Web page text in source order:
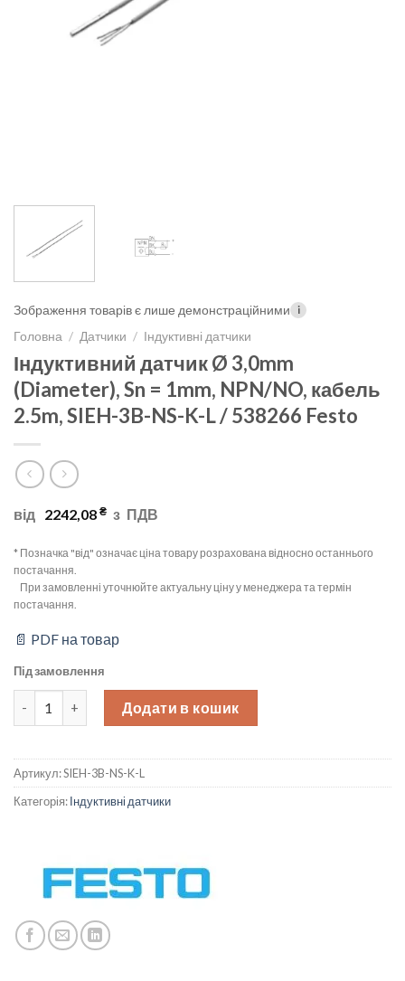
Зображення товарів є лише демонстраційними i
Головна / Датчики / Індуктивні датчики
Індуктивний датчик Ø 3,0mm
(Diameter), Sn = 1mm, NPN/NO, кабель
2.5m, SIEH-3B-NS-K-L / 538266 Festo
від 2242,08 ₴ з ПДВ
* Позначка "від" означає ціна товару розрахована відносно останнього
постачання.
При замовленні уточнюйте актуальну ціну у менеджера та термін
постачання.
📄 PDF на товар
Під замовлення
Індуктивний датчик Ø 3,0mm (Diameter), Sn = 1mm, NPN/NO,
Додати в кошик
Артикул:SIEH-3B-NS-K-L
Категорія:Індуктивні датчики